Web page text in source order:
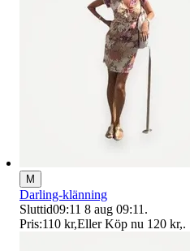
M
Darling-klänning
Sluttid09:11 8 aug 09:11 .
Pris:110 kr,Eller Köp nu 120 kr,.